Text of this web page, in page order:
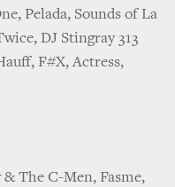
Pelada, Sounds of La
DJ Stingray 313
F#X, Actress,
The C-Men, Fasme,